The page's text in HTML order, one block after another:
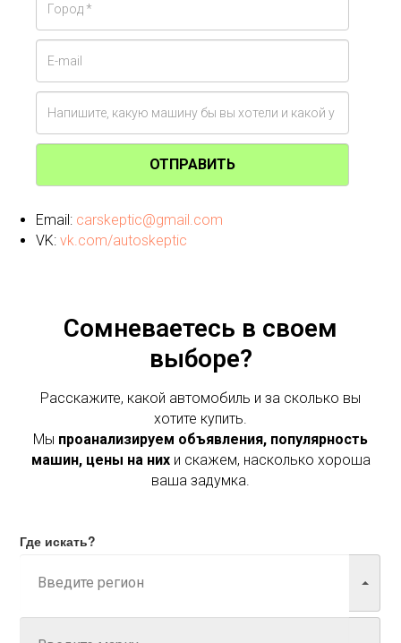
ОТПРАВИТЬ
Email: carskeptic@gmail.com
VK: vk.com/autoskeptic
Сомневаетесь в своем
выборе?
Расскажите, какой автомобиль и за сколько вы
хотите купить.
Мы проанализируем объявления, популярность
машин, цены на нихи скажем, насколько хороша
ваша задумка.
Где искать?